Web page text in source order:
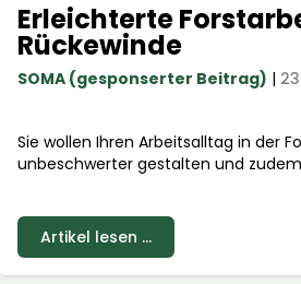
Erleichterte
Rückewinde
SOMA (gesponserter Beitrag) |
Sie wollen Ihren Arbeitsalltag in der
unbeschwerter gestalten und
effiziente Arbeit im Forst.
Artikel lesen ...